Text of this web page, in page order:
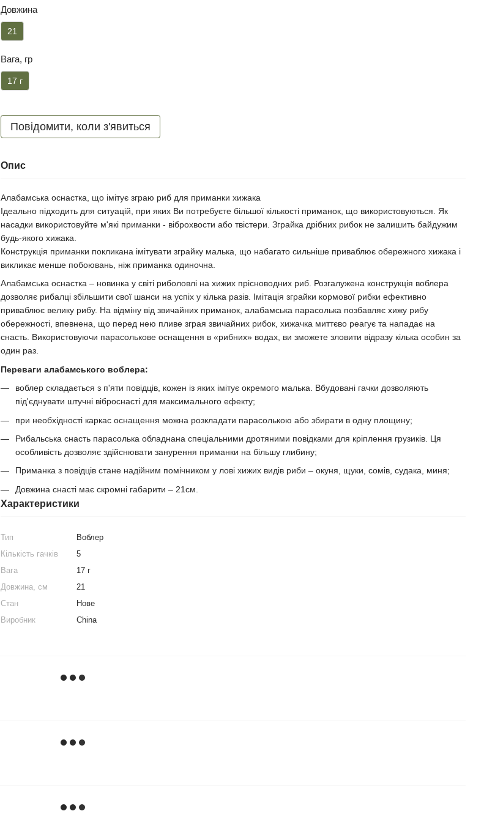
Довжина
21
Вага, гр
17 г
Повідомити, коли з'явиться
Опис
Алабамська оснастка, що імітує зграю риб для приманки хижака
Ідеально підходить для ситуацій, при яких Ви потребуєте більшої кількості приманок, що використовуються. Як
насадки використовуйте м'які приманки - віброхвости або твістери. Зграйка дрібних рибок не залишить байдужим
будь-якого хижака.
Конструкція приманки покликана імітувати зграйку малька, що набагато сильніше приваблює обережного хижака і
викликає менше побоювань, ніж приманка одиночна.
Алабамська оснастка – новинка у світі риболовлі на хижих прісноводних риб. Розгалужена конструкція воблера
дозволяє рибалці збільшити свої шанси на успіх у кілька разів. Імітація зграйки кормової рибки ефективно
приваблює велику рибу. На відміну від звичайних приманок, алабамська парасолька позбавляє хижу рибу
обережності, впевнена, що перед нею пливе зграя звичайних рибок, хижачка миттєво реагує та нападає на
снасть. Використовуючи парасолькове оснащення в «рибних» водах, ви зможете зловити відразу кілька особин за
один раз.
Переваги алабамського воблера:
воблер складається з п'яти повідців, кожен із яких імітує окремого малька. Вбудовані гачки дозволяють
під'єднувати штучні віброснасті для максимального ефекту;
при необхідності каркас оснащення можна розкладати парасолькою або збирати в одну площину;
Рибальська снасть парасолька обладнана спеціальними дротяними повідками для кріплення грузиків. Ця
особливість дозволяє здійснювати занурення приманки на більшу глибину;
Приманка з повідців стане надійним помічником у лові хижих видів риби – окуня, щуки, сомів, судака, миня;
Довжина снасті має скромні габарити – 21см.
Характеристики
Тип
Воблер
Кількість гачків
5
Вага
17 г
Довжина, см
21
Стан
Нове
Виробник
China